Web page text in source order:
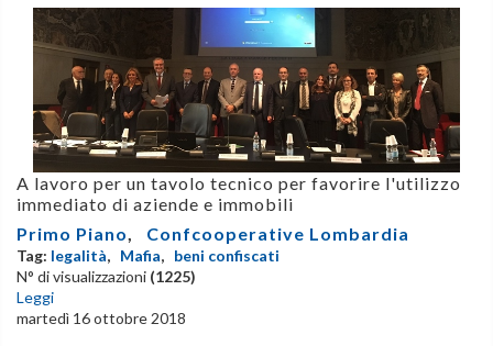
A lavoro per un tavolo tecnico per favorire l'utilizzo
immediato di aziende e immobili
Primo Piano, Confcooperative Lombardia
Tag: legalità, Mafia, beni confiscati
N° di visualizzazioni (1225)
Leggi
martedì 16 ottobre 2018